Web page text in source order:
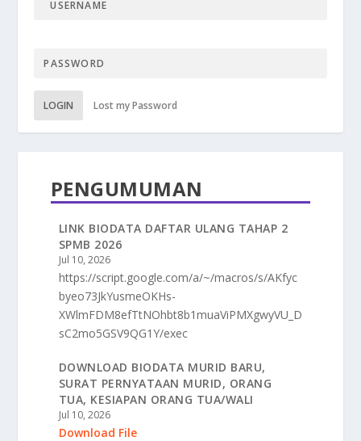
LOGIN Lost my Password
PENGUMUMAN
LINK BIODATA DAFTAR ULANG TAHAP 2
SPMB 2026
Jul 10, 2026
https://script.google.com/a/~/macros/s/AKfyc
byeo73JkYusmeOKHs-
XWlmFDM8efTtNOhbt8b1muaViPMXgwyVU_D
sC2mo5GSV9QG1Y/exec
DOWNLOAD BIODATA MURID BARU,
SURAT PERNYATAAN MURID, ORANG
TUA, KESIAPAN ORANG TUA/WALI
Jul 10, 2026
Download File